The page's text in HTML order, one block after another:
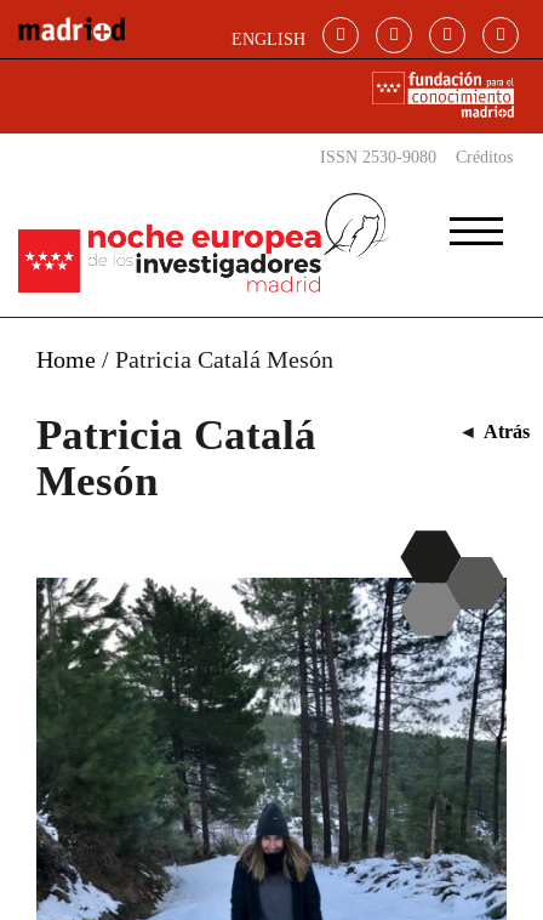
ENGLISH
ISSN 2530-9080 Créditos
Home / Patricia Catalá Mesón
Patricia Catalá
Mesón
◄ Atrás